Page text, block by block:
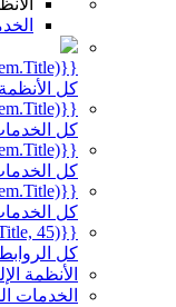
{{mmc.getCurrentTranslation(item.Title)}}
كل الأنظمة
{{mmc.getCurrentTranslation(item.Title)}}
كل
{{mmc.getCurrentTranslation(item.Title)}}
كل
{{mmc.getCurrentTranslation(item.Title)}}
كل
{{mmc.getTrimmedTranslation(item.Title, 45)}}
كل
الأنظمة
الخدمات